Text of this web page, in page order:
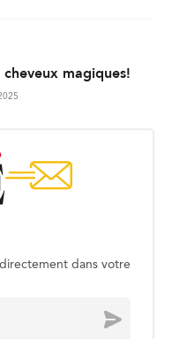
magiques!
dans votre
Envoyer